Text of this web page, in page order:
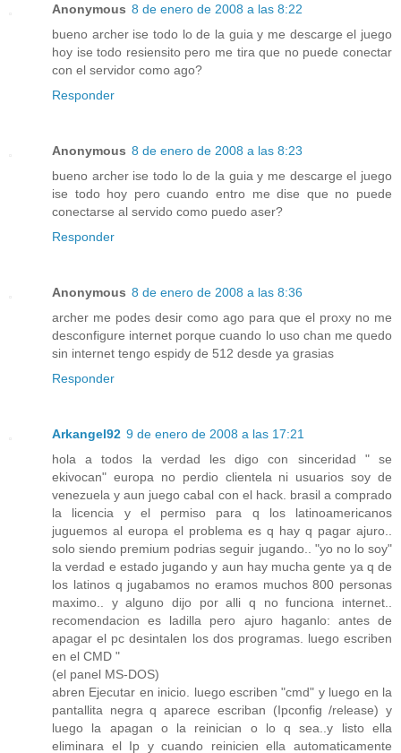
Anonymous 8 de enero de 2008 a las 8:22
bueno archer ise todo lo de la guia y me descarge el juego
hoy ise todo resiensito pero me tira que no puede conectar
con el servidor como ago?
Responder
Anonymous 8 de enero de 2008 a las 8:23
bueno archer ise todo lo de la guia y me descarge el juego
ise todo hoy pero cuando entro me dise que no puede
conectarse al servido como puedo aser?
Responder
Anonymous 8 de enero de 2008 a las 8:36
archer me podes desir como ago para que el proxy no me
desconfigure internet porque cuando lo uso chan me quedo
sin internet tengo espidy de 512 desde ya grasias
Responder
Arkangel92 9 de enero de 2008 a las 17:21
hola a todos la verdad les digo con sinceridad " se
ekivocan" europa no perdio clientela ni usuarios soy de
venezuela y aun juego cabal con el hack. brasil a comprado
la licencia y el permiso para q los latinoamericanos
juguemos al europa el problema es q hay q pagar ajuro..
solo siendo premium podrias seguir jugando.. "yo no lo soy"
la verdad e estado jugando y aun hay mucha gente ya q de
los latinos q jugabamos no eramos muchos 800 personas
maximo.. y alguno dijo por alli q no funciona internet..
recomendacion es ladilla pero ajuro haganlo: antes de
apagar el pc desintalen los dos programas. luego escriben
en el CMD "
(el panel MS-DOS)
abren Ejecutar en inicio. luego escriben "cmd" y luego en la
pantallita negra q aparece escriban (Ipconfig /release) y
luego la apagan o la reinician o lo q sea..y listo ella
eliminara el Ip y cuando reinicien ella automaticamente